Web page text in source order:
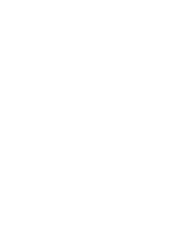
تذاكر في هذا النطاق
هل اختيار إنجاز
نعم، يتاح للمسافر
هل يمكنني حجز